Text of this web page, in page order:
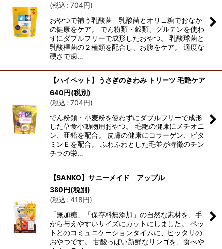
(税込: 704円)
おやつで補う乳酸菌 乳酸菌とオリゴ糖でおなか
の健康をケア。 でん粉類・穀類、グルテンを使わ
ずにダブルフリーで成形したおやつ。 乳酸球菌と
乳酸桿菌の２種類を配合し、お腹をケア。 適度な
硬さで歯…
【ハイペット】うさぎのきわみ トリーツ 毛艶ケア
640円(税別)
(税込: 704円)
でん粉類・小麦粉を使わずにダブルフリーで成形
した草食小動物用おやつ。 毛艶の健康にメチオニ
ン、亜鉛を配合。 皮膚の健康にコラーゲン、ビタ
ミンＥを配合。 ふわふわとした毛並が特徴のチン
チラの栄…
【SANKO】サニーメイド アップル
380円(税別)
(税込: 418円)
「無加糖」「保存料無添加」の自然な素材を、手
から与えやすいサイズにカットにしました。 ペッ
トとのコミュニケーションタイムに、ピッタリの
おやつです。 甘酸っぱい新鮮なリンゴを、食べや